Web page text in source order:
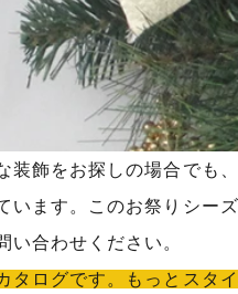
装飾をお探しの場合でも
います。このお祭りシー
い合わせください。
タログです。もっとスタ